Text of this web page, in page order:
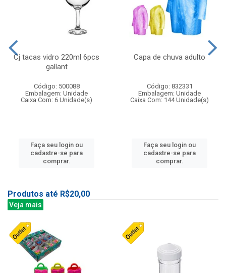
Cj tacas vidro 220ml 6pcs
gallant
Código: 500088
Embalagem: Unidade
Caixa Com: 6 Unidade(s)
Faça seu login ou
cadastre-se para
comprar.
Capa de chuva adulto
Código: 832331
Embalagem: Unidade
Caixa Com: 144 Unidade(s)
Faça seu login ou
cadastre-se para
comprar.
Produtos até R$20,00
Veja mais